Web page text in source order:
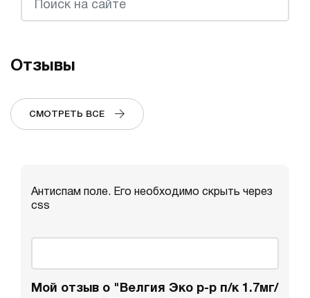
Отзывы
СМОТРЕТЬ ВСЕ
Антиспам поле. Его необходимо скрыть через
css
Мой отзыв о "Велгия Эко р-р п/к 1.7мг/